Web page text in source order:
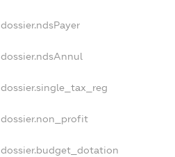
dossier.ndsPayer
dossier.ndsAnnul
dossier.single_tax_reg
dossier.non_profit
dossier.budget_dotation